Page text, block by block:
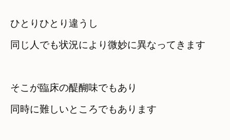
ひとりひとり違うし
同じ人でも状況により微妙に異なってきます
そこが臨床の醍醐味でもあり
同時に難しいところでもあります